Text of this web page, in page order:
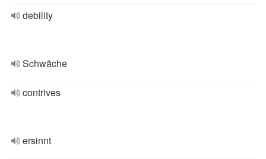
debility
Schwäche
contrives
ersinnt